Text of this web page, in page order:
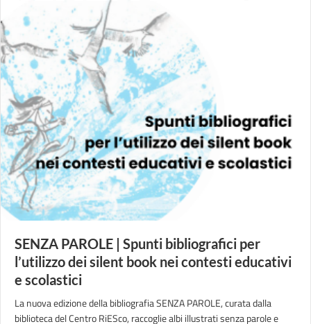
SENZA PAROLE | Spunti bibliografici per
l’utilizzo dei silent book nei contesti educativi
e scolastici
La nuova edizione della bibliografia SENZA PAROLE, curata dalla
biblioteca del Centro RiESco, raccoglie albi illustrati senza parole e